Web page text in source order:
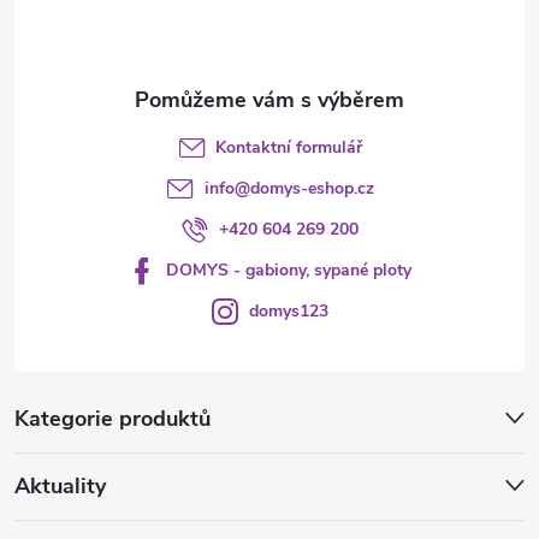
Kategorie produktů
Aktuality
Kontaktní formulář
info@domys-eshop.cz
+420 604 269 200
DOMYS - gabiony, sypané ploty
domys123